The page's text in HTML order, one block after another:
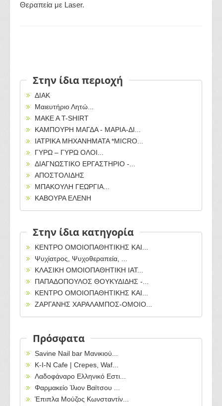
Θεραπεία με Laser.
Στην ίδια περιοχή
ΔΙΑΚ
Μαιευτήριο Λητώ...
MAKE A T-SHIRT
ΚΑΜΠΟΥΡΗ ΜΑΓΔΑ - ΜΑΡΙΑ-ΔΙ...
ΙΑΤΡΙΚΑ ΜΗΧΑΝΗΜΑΤΑ *MICRO...
ΓΥΡΩ – ΓΥΡΩ ΟΛΟΙ...
ΔΙΑΓΝΩΣΤΙΚΟ ΕΡΓΑΣΤΗΡΙΟ -...
ΑΠΟΣΤΟΛΙΔΗΣ
ΜΠΑΚΟΥΛΗ ΓΕΩΡΓΙΑ...
ΚΑΒΟΥΡΑ ΕΛΕΝΗ
Στην ίδια κατηγορία
ΚΕΝΤΡΟ ΟΜΟΙΟΠΑΘΗΤΙΚΗΣ ΚΑΙ...
Ψυχίατρος, Ψυχοθεραπεία, ...
ΚΛΑΣΙΚΗ ΟΜΟΙΟΠΑΘΗΤΙΚΗ ΙΑΤ...
ΠΑΠΑΔΟΠΟΥΛΟΣ ΘΟΥΚΥΔΙΔΗΣ -...
ΚΕΝΤΡΟ ΟΜΟΙΟΠΑΘΗΤΙΚΗΣ ΚΑΙ...
ΖΑΡΓΑΝΗΣ ΧΑΡΑΛΑΜΠΟΣ-ΟΜΟΙΟ...
Πρόσφατα
Savine Nail bar Μανικιού...
Κ-Ι-Ν Cafe | Crepes, Waf...
Λαδοφάναρο Ελληνικό Εστι...
Φαρμακείο Ίλιον Βαϊτσου ...
Έπιπλα Μούζος Κωνσταντίν...